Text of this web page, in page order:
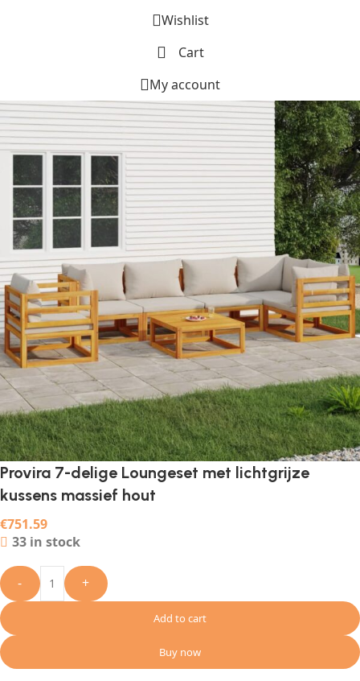
Wishlist
Cart
My account
Provira 7-delige Loungeset met lichtgrijze
kussens massief hout
€751.59
33 in stock
- +
Add to cart
Buy now